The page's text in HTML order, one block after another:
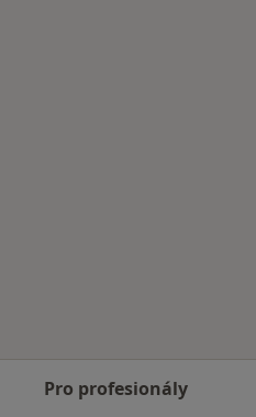
Pro profesionály